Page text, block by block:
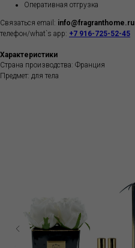
Оперативная отгрузка
Связаться email: info@fragranthome.ru
телефон/what`s app: +7 916-725-52-45
Характеристики
Страна производства: Франция
Предмет: для тела